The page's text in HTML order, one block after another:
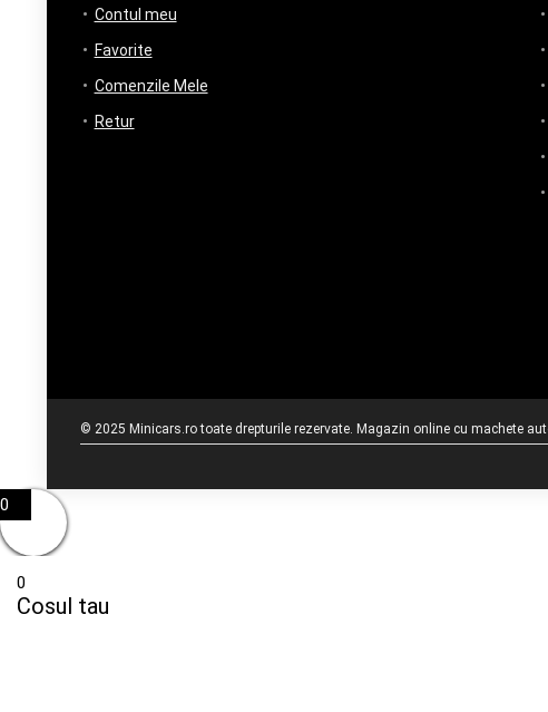
Contul meu
Favorite
Comenzile Mele
Retur
© 2025 Minicars.ro toate drepturile rezervate. Magazin online cu machete
0
0
Cosul tau